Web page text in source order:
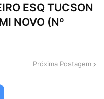
ESQ TUCSON
NOVO (Nº
Próxima Postagem